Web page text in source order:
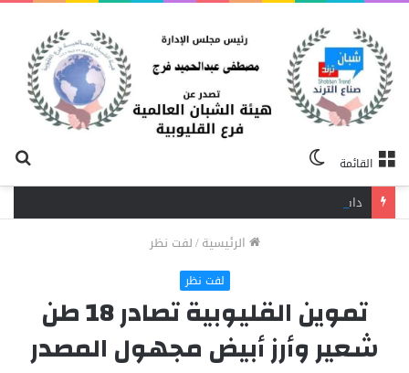
القائمة
المظلم
الرئيسية/لفت نظر
لفت نظر
تموين القليوبية تصادر 18 طن
شعير وأرز أبيض مجهول المصدر